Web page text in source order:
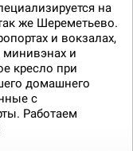
на
же Шереметьево.
и вокзалах,
минивэнах и
кресло при
домашнего
с
Работаем